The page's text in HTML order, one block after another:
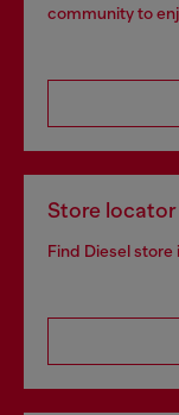
community to
Store locator
Find Diesel store